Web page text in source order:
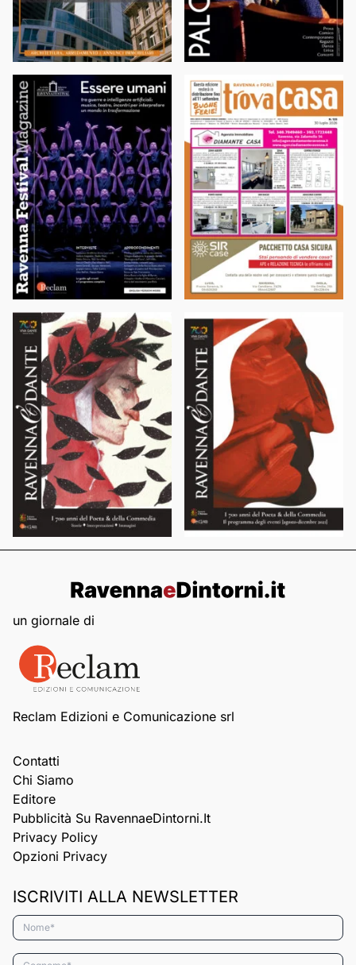
un giornale di
Reclam Edizioni e Comunicazione srl
Contatti
Chi Siamo
Editore
Pubblicità Su RavennaeDintorni.it
Privacy Policy
Opzioni Privacy
ISCRIVITI ALLA NEWSLETTER
Nome*
Cognome*